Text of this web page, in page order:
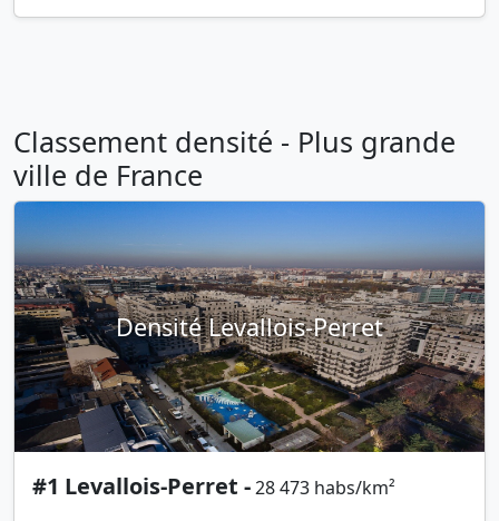
Classement densité - Plus grande
ville de France
Densité Levallois-Perret
#1 Levallois-Perret -28 473 habs/km²